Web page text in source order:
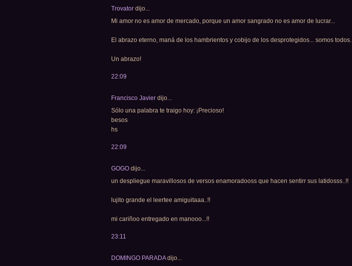
Trovator dijo...
Mi amor no es amor de mercado, porque un amor sangrado no es amor de lucrar...
El abrazo eterno, maná de los hambrientos y cobijo de los desprotegidos... somos todos.
Un abrazo!
22:09
Francisco Javier dijo...
Sólo una palabra te traigo hoy: ¡Precioso!
besos
hs
22:09
GOGO dijo...
un despliegue maravillosos de versos enamoradooss que hacen sentirr sus latidosss..!!
lujito grande el leertee amiguitaaa..!!
mi cariñoo entregado en manooo...!!
23:11
DOMINGO PARADAdijo...